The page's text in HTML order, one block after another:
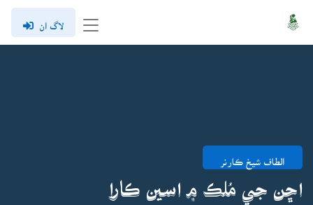
لاگ ان
الطاف شيخ ڪارنر
اڇن جي مُلڪ ۾ اسين ڪارا